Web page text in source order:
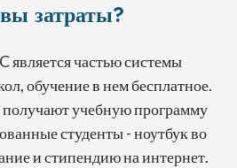
затраты?
является частью системы
обучение в нем бесплатное.
учебную программу
студенты - ноутбук во
и стипендию на интернет.